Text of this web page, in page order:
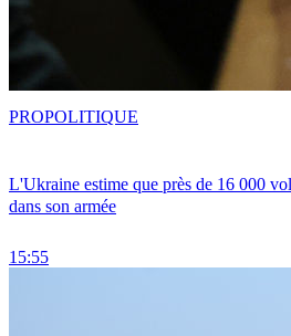
L'Ukraine estime que près de 16 000
dans son armée
15:55
PROPOLITIQUE